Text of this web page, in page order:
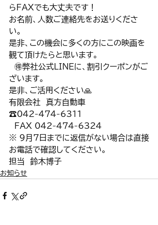
らFAXでも大丈夫です！
お名前、人数ご連絡先をお送りくださ
い。
是非、この機会に多くの方にこの映画を
観て頂けたらと思います。
🉐弊社公式LINEに、割引クーポンがご
ざいます。
是非、ご活用ください🙏
有限会社　真方自動車
☎️042-474-6311
FAX 042-474-6324
※ 9月7日までに返信がない場合は直接
お電話で確認してください。
担当　鈴木博子
お知らせ